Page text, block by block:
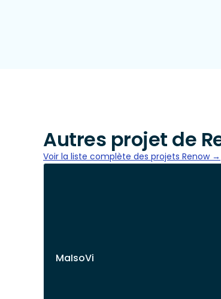
Autres projet de
Voir la liste complète des projets Renow →
MaIsoVi